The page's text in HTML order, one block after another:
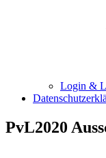
Login &
PvL2020